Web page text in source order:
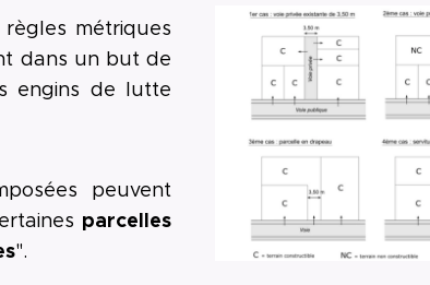
métriques
dans un but de
engins de lutte
peuvent
parcelles
".